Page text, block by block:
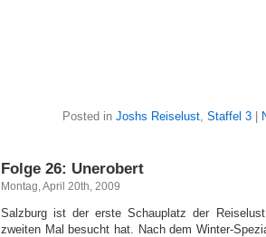
Posted in Joshs Reiselust, Staffel 3
Folge 26: Unerobert
Montag, April 20th, 2009
Salzburg ist der erste Schauplatz der
zweiten Mal besucht hat. Nach dem Winter-